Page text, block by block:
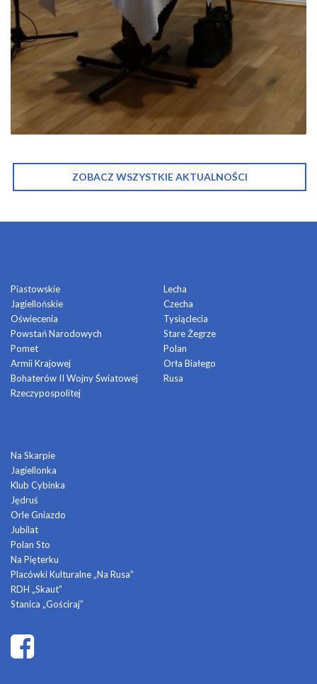
ZOBACZ WSZYSTKIE AKTUALNOŚCI
Piastowskie
Jagiellońskie
Oświecenia
Powstań Narodowych
Pomet
Armii Krajowej
Bohaterów II Wojny Światowej
Rzeczypospolitej
Lecha
Czecha
Tysiąclecia
Stare Żegrze
Polan
Orła Białego
Rusa
Na Skarpie
Jagiellonka
Klub Cybinka
Jędruś
Orle Gniazdo
Jubilat
Polan Sto
Na Pięterku
Placówki Kulturalne „Na Rusa”
RDH „Skaut”
Stanica „Gościraj”